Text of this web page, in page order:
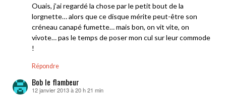
Ouais, j’ai regardé la chose par le petit bout de la
lorgnette… alors que ce disque mérite peut-être son
créneau canapé fumette… mais bon, on vit vite, on
vivote… pas le temps de poser mon cul sur leur commode
!
Répondre
Bob le flambeur
dit :
12 janvier 2013 à 20 h 21 min